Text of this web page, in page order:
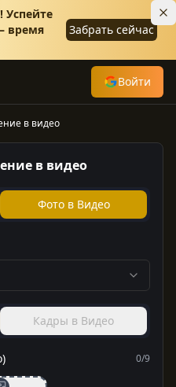
Успейте
время
Забрать сейчас
Войти
в видео
в видео
Фото в Видео
Кадры в Видео
0/9